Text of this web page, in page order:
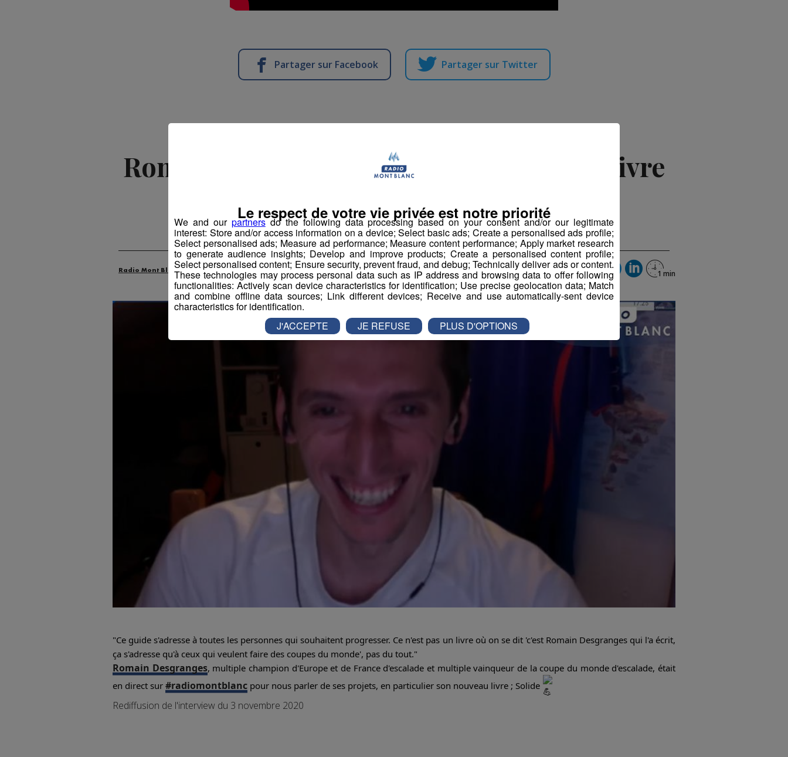
Partager sur Facebook Partager sur Twitter
Romain Desgranges, nous présente son livre
-11 janvier 2022 à 11h03-Mis à jour le 11 janvier 2022 à 11h10
Radio Mont Blanc Animation La Famille Radio Mont Blanc
"Ce guide s'adresse à toutes les personnes qui souhaitent progresser. Ce n'est pas un livre où on se dit 'c'est Romain Desgranges qui l'a écrit,
ça s'adresse qu'à ceux qui veulent faire des coupes du monde', pas du tout."
Romain Desgranges, multiple champion d'Europe et de France d'escalade et multiple vainqueur de la coupe du monde d'escalade, était
en direct sur #radiomontblanc pour nous parler de ses projets, en particulier son nouveau livre ; Solide
Rediffusion de l'interview du 3 novembre 2020
We and our partnersdo the following data processing based on your consent and/or our legitimate
interest: Store and/or access information on a device; Select basic ads; Create a personalised ads profile;
Select personalised ads; Measure ad performance; Measure content performance; Apply market research
to generate audience insights; Develop and improve products; Create a personalised content profile;
Select personalised content; Ensure security, prevent fraud, and debug; Technically deliver ads or content.
These technologies may process personal data such as IP address and browsing data to offer following
functionalities: Actively scan device characteristics for identification; Use precise geolocation data; Match
and combine offline data sources; Link different devices; Receive and use automatically-sent device
characteristics for identification.
Le respect de votre vie privée est notre priorité
J'ACCEPTE JE REFUSE PLUS D'OPTIONS